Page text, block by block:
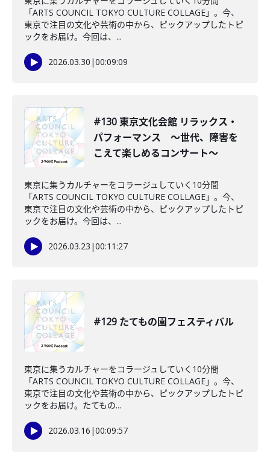
「ARTS COUNCIL TOKYO CULTURE COLLAGE」。今、
東京で注目の文化や芸術の中から、ピックアップしたトピ
ックをお届け。今回は、...
2026.03.30 |00:09:09
#130 東京文化会館 リラックス・
パフォーマンス ～世代、障害を
こえて楽しめるコンサート～
東京に集うカルチャーをコラージュしていく10分間
「ARTS COUNCIL TOKYO CULTURE COLLAGE」。今、
東京で注目の文化や芸術の中から、ピックアップしたトピ
ックをお届け。今回は、...
2026.03.23 |00:11:27
#129 たてもの園フェスティバル
東京に集うカルチャーをコラージュしていく10分間
「ARTS COUNCIL TOKYO CULTURE COLLAGE」。今、
東京で注目の文化や芸術の中から、ピックアップしたトピ
ックをお届け。たてもの...
2026.03.16 |00:09:57